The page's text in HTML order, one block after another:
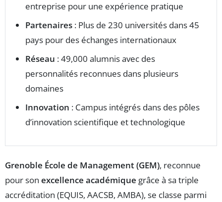
entreprise pour une expérience pratique
Partenaires : Plus de 230 universités dans 45
pays pour des échanges internationaux
Réseau : 49,000 alumnis avec des
personnalités reconnues dans plusieurs
domaines
Innovation : Campus intégrés dans des pôles
d’innovation scientifique et technologique
Grenoble École de Management (GEM), reconnue
pour son excellence académique grâce à sa triple
accréditation (EQUIS, AACSB, AMBA), se classe parmi